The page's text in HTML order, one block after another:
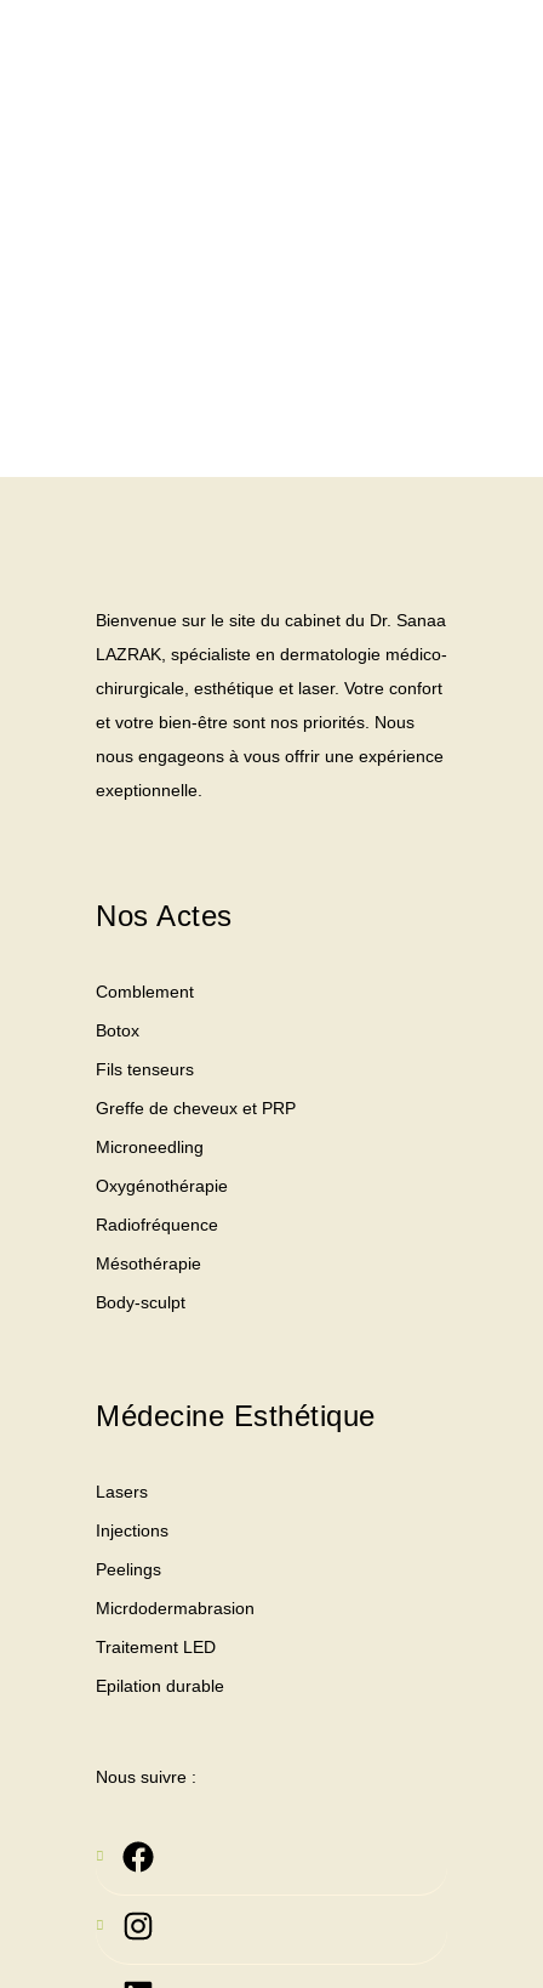
Bienvenue sur le site du cabinet du Dr. Sanaa
LAZRAK, spécialiste en dermatologie médico-
chirurgicale, esthétique et laser. Votre confort
et votre bien-être sont nos priorités. Nous
nous engageons à vous offrir une expérience
exeptionnelle.
Nos Actes
Comblement
Botox
Fils tenseurs
Greffe de cheveux et PRP
Microneedling
Oxygénothérapie
Radiofréquence
Mésothérapie
Body-sculpt
Médecine Esthétique
Lasers
Injections
Peelings
Micrdodermabrasion
Traitement LED
Epilation durable
Nous suivre :